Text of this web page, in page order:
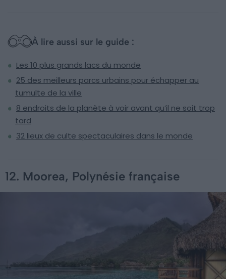
À lire aussi sur le guide :
Les 10 plus grands lacs du monde
25 des meilleurs parcs urbains pour échapper au
tumulte de la ville
8 endroits de la planète à voir avant qu’il ne soit trop
tard
32 lieux de culte spectaculaires dans le monde
12. Moorea, Polynésie française